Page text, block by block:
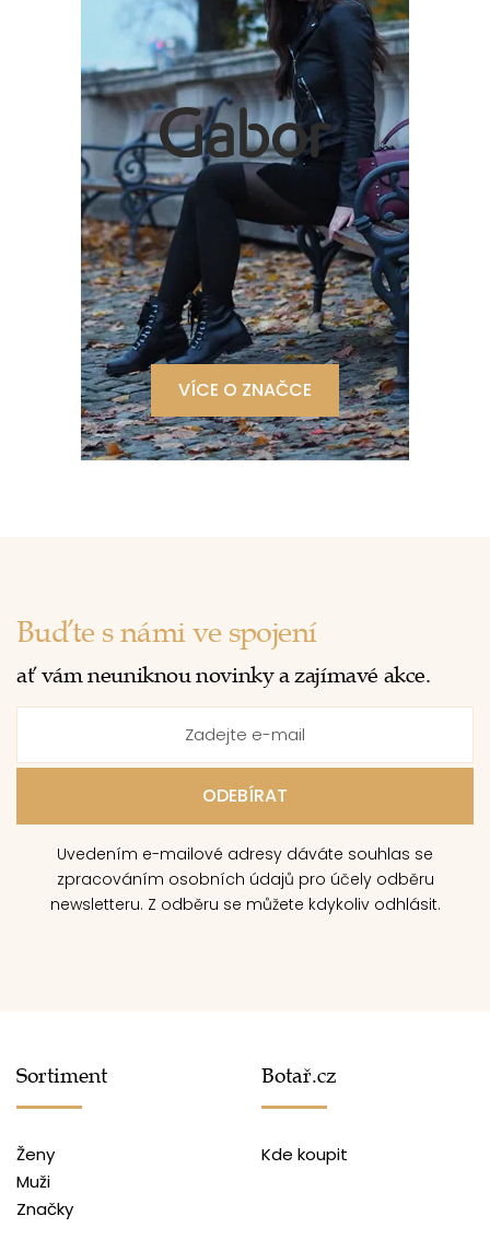
VÍCE O ZNAČCE
Buďte s námi ve spojení
ať vám neuniknou novinky a zajímavé akce.
Uvedením e-mailové adresy dáváte souhlas se
zpracováním osobních údajů pro účely odběru
newsletteru. Z odběru se můžete kdykoliv odhlásit.
Sortiment
Ženy
Muži
Značky
Botař.cz
Kde koupit